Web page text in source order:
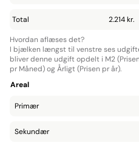
Total 2.214 kr.
Hvordan aflæses det?
I bjælken længst til venstre ses
bliver denne udgift opdelt i M2
pr Måned) og Årligt (Prisen pr år).
Areal
Primær
Sekundær